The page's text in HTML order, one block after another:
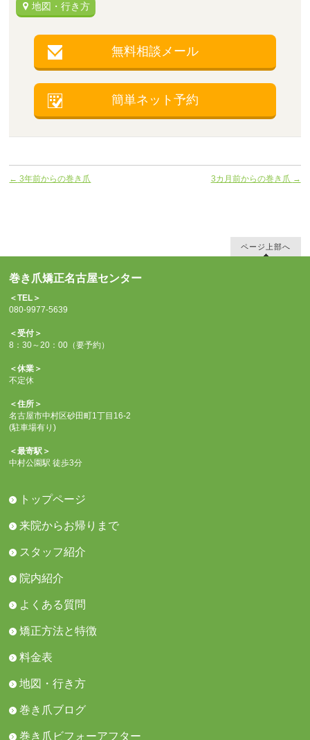
地図・行き方
無料相談メール
簡単ネット予約
← 3年前からの巻き爪 3カ月前からの巻き爪 →
ページ上部へ
巻き爪矯正名古屋センター
＜TEL＞
080-9977-5639
＜受付＞
8：30～20：00（要予約）
＜休業＞
不定休
＜住所＞
名古屋市中村区砂田町1丁目16-2
(駐車場有り)
＜最寄駅＞
中村公園駅 徒歩3分
トップページ
来院からお帰りまで
スタッフ紹介
院内紹介
よくある質問
矯正方法と特徴
料金表
地図・行き方
巻き爪ブログ
巻き爪ビフォーアフター